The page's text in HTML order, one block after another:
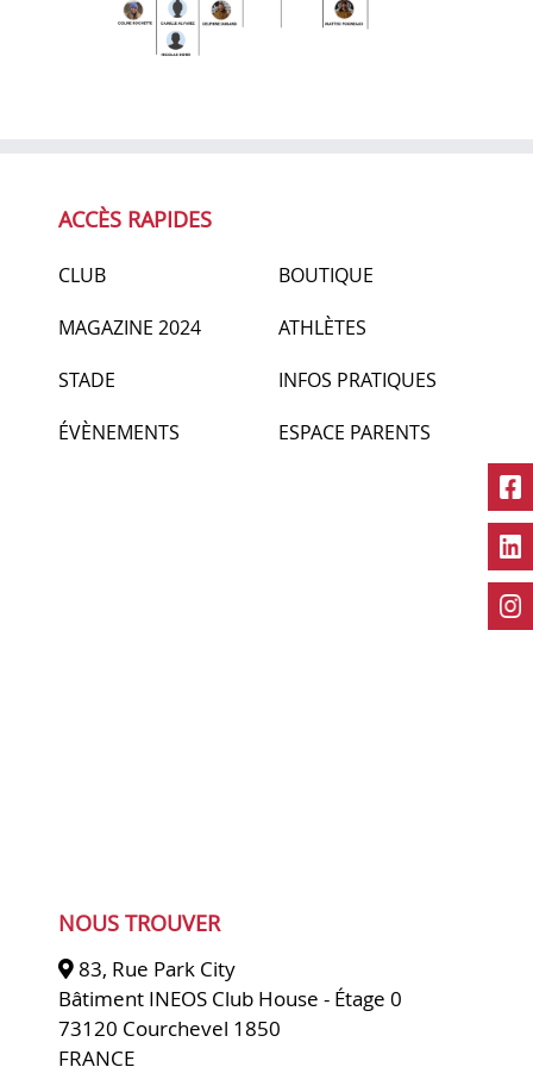
ACCÈS RAPIDES
CLUB
BOUTIQUE
MAGAZINE 2024
ATHLÈTES
STADE
INFOS PRATIQUES
ÉVÈNEMENTS
ESPACE PARENTS
NOUS TROUVER
83, Rue Park City
Bâtiment INEOS Club House - Étage 0
73120 Courchevel 1850
FRANCE